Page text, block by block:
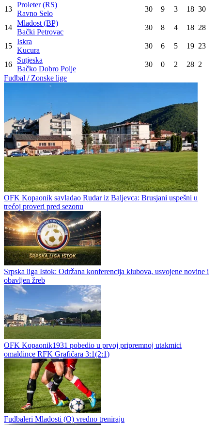
13
Proleter (RS)
Ravno Selo
30 9 3 18 30
14
Mladost (BP)
Bački Petrovac
30 8 4 18 28
15
Iskra
Kucura
30 6 5 19 23
16
Sutjeska
Bačko Dobro Polje
30 0 2 28 2
Fudbal / Zonske lige
OFK Kopaonik savladao Rudar iz Baljevca: Brusjani uspešni u
trećoj proveri pred sezonu
Srpska liga Istok: Održana konferencija klubova, usvojene novine i
obavljen žreb
OFK Kopaonik1931 pobedio u prvoj pripremnoj utakmici
omaldince RFK Grafičara 3:1(2:1)
Fudbaleri Mladosti (O) vredno treniraju